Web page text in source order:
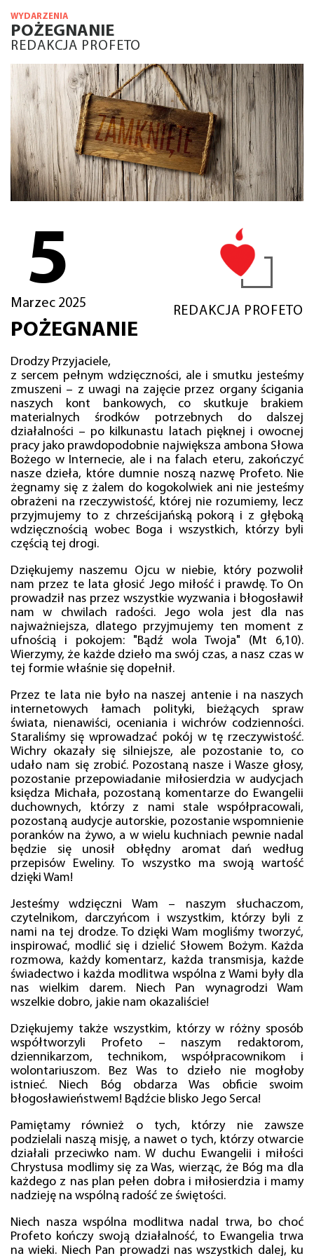
WYDARZENIA
POŻEGNANIE
REDAKCJA PROFETO
5
Marzec 2025
REDAKCJA PROFETO
POŻEGNANIE
Drodzy Przyjaciele,
z sercem pełnym wdzięczności, ale i smutku jesteśmy
zmuszeni – z uwagi na zajęcie przez organy ścigania
naszych kont bankowych, co skutkuje brakiem
materialnych środków potrzebnych do dalszej
działalności – po kilkunastu latach pięknej i owocnej
pracy jako prawdopodobnie największa ambona Słowa
Bożego w Internecie, ale i na falach eteru, zakończyć
nasze dzieła, które dumnie noszą nazwę Profeto. Nie
żegnamy się z żalem do kogokolwiek ani nie jesteśmy
obrażeni na rzeczywistość, której nie rozumiemy, lecz
przyjmujemy to z chrześcijańską pokorą i z głęboką
wdzięcznością wobec Boga i wszystkich, którzy byli
częścią tej drogi.
Dziękujemy naszemu Ojcu w niebie, który pozwolił
nam przez te lata głosić Jego miłość i prawdę. To On
prowadził nas przez wszystkie wyzwania i błogosławił
nam w chwilach radości. Jego wola jest dla nas
najważniejsza, dlatego przyjmujemy ten moment z
ufnością i pokojem: "Bądź wola Twoja" (Mt 6,10).
Wierzymy, że każde dzieło ma swój czas, a nasz czas w
tej formie właśnie się dopełnił.
Przez te lata nie było na naszej antenie i na naszych
internetowych łamach polityki, bieżących spraw
świata, nienawiści, oceniania i wichrów codzienności.
Staraliśmy się wprowadzać pokój w tę rzeczywistość.
Wichry okazały się silniejsze, ale pozostanie to, co
udało nam się zrobić. Pozostaną nasze i Wasze głosy,
pozostanie przepowiadanie miłosierdzia w audycjach
księdza Michała, pozostaną komentarze do Ewangelii
duchownych, którzy z nami stale współpracowali,
pozostaną audycje autorskie, pozostanie wspomnienie
poranków na żywo, a w wielu kuchniach pewnie nadal
będzie się unosił obłędny aromat dań według
przepisów Eweliny. To wszystko ma swoją wartość
dzięki Wam!
Jesteśmy wdzięczni Wam – naszym słuchaczom,
czytelnikom, darczyńcom i wszystkim, którzy byli z
nami na tej drodze. To dzięki Wam mogliśmy tworzyć,
inspirować, modlić się i dzielić Słowem Bożym. Każda
rozmowa, każdy komentarz, każda transmisja, każde
świadectwo i każda modlitwa wspólna z Wami były dla
nas wielkim darem. Niech Pan wynagrodzi Wam
wszelkie dobro, jakie nam okazaliście!
Dziękujemy także wszystkim, którzy w różny sposób
współtworzyli Profeto – naszym redaktorom,
dziennikarzom, technikom, współpracownikom i
wolontariuszom. Bez Was to dzieło nie mogłoby
istnieć. Niech Bóg obdarza Was obficie swoim
błogosławieństwem! Bądźcie blisko Jego Serca!
Pamiętamy również o tych, którzy nie zawsze
podzielali naszą misję, a nawet o tych, którzy otwarcie
działali przeciwko nam. W duchu Ewangelii i miłości
Chrystusa modlimy się za Was, wierząc, że Bóg ma dla
każdego z nas plan pełen dobra i miłosierdzia i mamy
nadzieję na wspólną radość ze świętości.
Niech nasza wspólna modlitwa nadal trwa, bo choć
Profeto kończy swoją działalność, to Ewangelia trwa
na wieki. Niech Pan prowadzi nas wszystkich dalej, ku